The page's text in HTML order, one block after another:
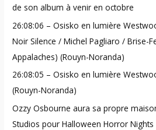
:de son album à venir en octobre
26:08:06 – Osisko en lumière
Noir Silence / Michel Pagliaro / Brise-
Appalaches) (Rouyn-Noranda)
26:08:05 – Osisko en lumière
(Rouyn-Noranda)
Ozzy Osbourne aura sa propre
Studios pour Halloween Horror Nights